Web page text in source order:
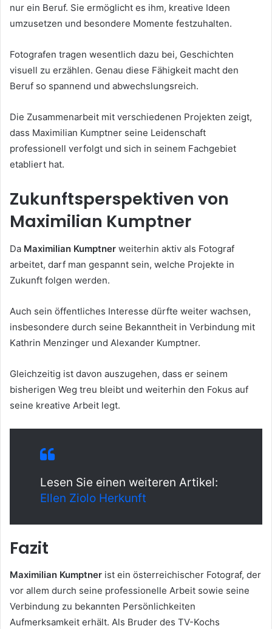
nur ein Beruf. Sie ermöglicht es ihm, kreative Ideen
umzusetzen und besondere Momente festzuhalten.
Fotografen tragen wesentlich dazu bei, Geschichten
visuell zu erzählen. Genau diese Fähigkeit macht den
Beruf so spannend und abwechslungsreich.
Die Zusammenarbeit mit verschiedenen Projekten zeigt,
dass Maximilian Kumptner seine Leidenschaft
professionell verfolgt und sich in seinem Fachgebiet
etabliert hat.
Zukunftsperspektiven von
Maximilian Kumptner
Da Maximilian Kumptner weiterhin aktiv als Fotograf
arbeitet, darf man gespannt sein, welche Projekte in
Zukunft folgen werden.
Auch sein öffentliches Interesse dürfte weiter wachsen,
insbesondere durch seine Bekanntheit in Verbindung mit
Kathrin Menzinger und Alexander Kumptner.
Gleichzeitig ist davon auszugehen, dass er seinem
bisherigen Weg treu bleibt und weiterhin den Fokus auf
seine kreative Arbeit legt.
Lesen Sie einen weiteren Artikel:
Ellen Ziolo Herkunft
Fazit
Maximilian Kumptner ist ein österreichischer Fotograf, der
vor allem durch seine professionelle Arbeit sowie seine
Verbindung zu bekannten Persönlichkeiten
Aufmerksamkeit erhält. Als Bruder des TV-Kochs